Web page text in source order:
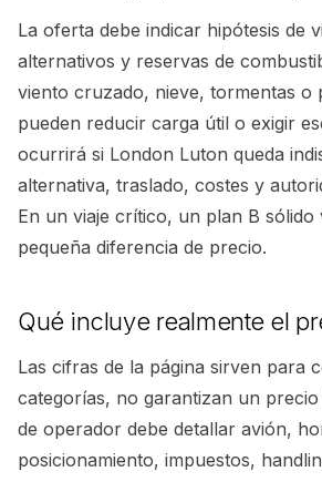
La oferta debe indicar hipótesis de
alternativos y reservas de
viento cruzado, nieve, tormentas o
pueden reducir carga útil o exigir
ocurrirá si London Luton queda
alternativa, traslado, costes y
En un viaje crítico, un plan B sólido
pequeña diferencia de precio.
Qué incluye realmente el
Las cifras de la página sirven para
categorías, no garantizan un
de operador debe detallar avión,
posicionamiento, impuestos,